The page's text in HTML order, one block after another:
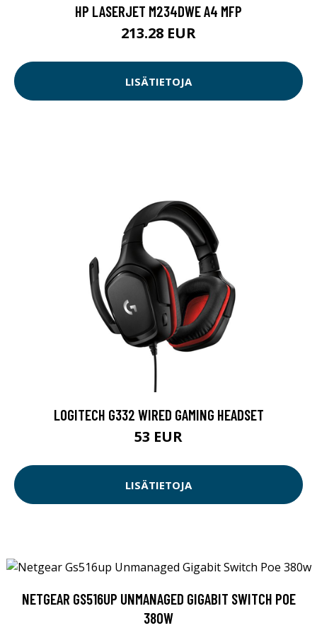
HP LASERJET M234DWE A4 MFP
213.28 EUR
LISÄTIETOJA
LOGITECH G332 WIRED GAMING HEADSET
53 EUR
LISÄTIETOJA
NETGEAR GS516UP UNMANAGED GIGABIT SWITCH POE
380W